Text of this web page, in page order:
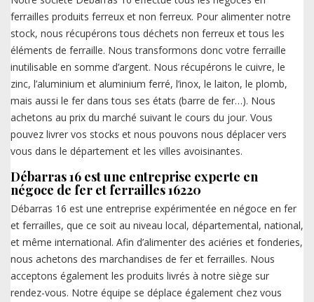
ferrailles produits ferreux et non ferreux. Pour alimenter notre
stock, nous récupérons tous déchets non ferreux et tous les
éléments de ferraille. Nous transformons donc votre ferraille
inutilisable en somme d’argent. Nous récupérons le cuivre, le
zinc, l’aluminium et aluminium ferré, l’inox, le laiton, le plomb,
mais aussi le fer dans tous ses états (barre de fer…). Nous
achetons au prix du marché suivant le cours du jour. Vous
pouvez livrer vos stocks et nous pouvons nous déplacer vers
vous dans le département et les villes avoisinantes.
Débarras 16 est une entreprise experte en
négoce de fer et ferrailles 16220
Débarras 16 est une entreprise expérimentée en négoce en fer
et ferrailles, que ce soit au niveau local, départemental, national,
et même international. Afin d’alimenter des aciéries et fonderies,
nous achetons des marchandises de fer et ferrailles. Nous
acceptons également les produits livrés à notre siège sur
rendez-vous. Notre équipe se déplace également chez vous